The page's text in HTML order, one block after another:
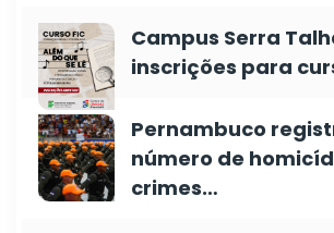
Campus Serra
inscrições para
Pernambuco
número de
crimes…